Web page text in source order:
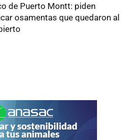
de Puerto Montt: piden
osamentas que quedaron al